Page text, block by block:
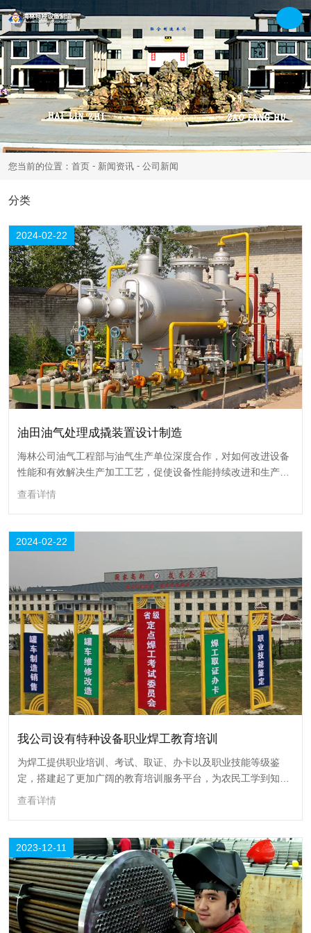
您当前的位置：首页 - 新闻资讯 - 公司新闻
2024-02
油田油气处理成撬装置设计制造
海林公司油气工程部与油气生产单位深度合作，对如何改进设备性能和有
效解决生产加工工艺，促使设备性能持续改进和生产工艺不断创新，对油
气处理设备的优化改造和替代升级进行了深入研究。
22
2024-02
为焊工提供职业培训、考试、取证、办卡以及职业技能等级鉴定，搭建起
了更加广阔的教育培训服务平台，为农民工学到知识、掌握技能、稳定就
业铺路架桥，为推动“人人持证、技能河南”作出了特殊贡献。
查看详情
分类
2024-02-22
油田油气处理成撬装置设计制造
海林公司油气工程部与油气生产单位深度合作，对如何改进设备
性能和有效解决生产加工工艺，促使设备性能持续改进和生产工
艺不断创新，对油气处理设备的优化改造和替代升级进行了深入
查看详情
2024-02-22
我公司设有特种设备职业焊工教育培训
为焊工提供职业培训、考试、取证、办卡以及职业技能等级鉴
定，搭建起了更加广阔的教育培训服务平台，为农民工学到知
识、掌握技能、稳定就业铺路架桥，为推动“人人持证、技能河
查看详情
2023-12-11